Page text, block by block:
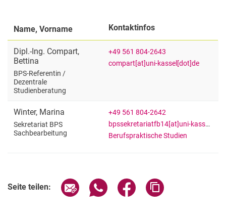
Name, Vorname Kontaktinfos
Dipl.-Ing. Compart,
Bettina
BPS-Referentin /​
Dezentrale
Studienberatung
+49 561 804-2643
compart[at]uni-kassel[dot]de
Winter, Marina
Sekretariat BPS
Sachbearbeitung
+49 561 804-2642
bpssekretariatfb14[at]uni-kassel[dot]de
Berufspraktische Studien
Seite teilen: Seite über E-Mail teilen
Seite über WhatsApp teilen
Seite über Facebook